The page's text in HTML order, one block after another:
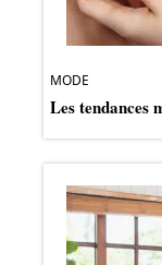
MODE
Les tendances